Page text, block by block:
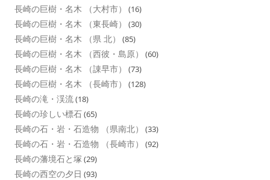
長崎の巨樹・名木 （大村市） (16)
長崎の巨樹・名木 （東長崎） (30)
長崎の巨樹・名木 （県 北） (85)
長崎の巨樹・名木 （西彼・島原） (60)
長崎の巨樹・名木 （諌早市） (73)
長崎の巨樹・名木 （長崎市） (128)
長崎の滝・渓流(18)
長崎の珍しい標石(65)
長崎の石・岩・石造物 （県南北） (33)
長崎の石・岩・石造物 （長崎市） (92)
長崎の藩境石と塚 (29)
長崎の西空の夕日 (93)